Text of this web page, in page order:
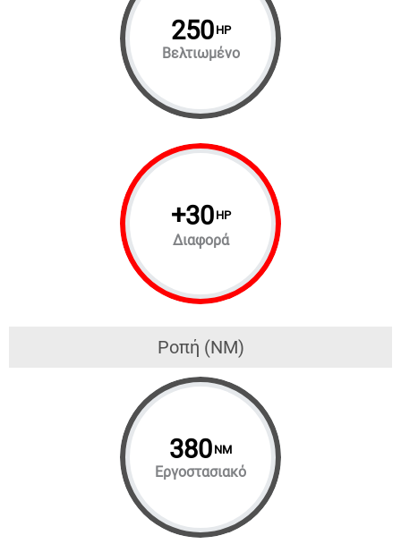
250 HP
Βελτιωμένο
+30 HP
Διαφορά
Ροπή (NM)
380 NM
Εργοστασιακό